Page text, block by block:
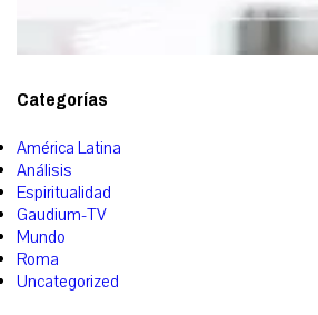
Categorías
América Latina
Análisis
Espiritualidad
Gaudium-TV
Mundo
Roma
Uncategorized